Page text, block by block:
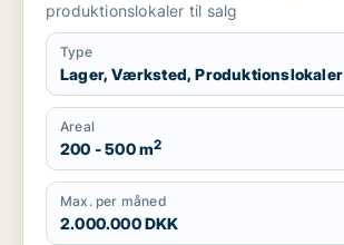
produktionslokaler til salg
Type
Lager, Værksted, Produktionslokaler
Areal
200 - 500 m2
Max. per måned
2.000.000 DKK